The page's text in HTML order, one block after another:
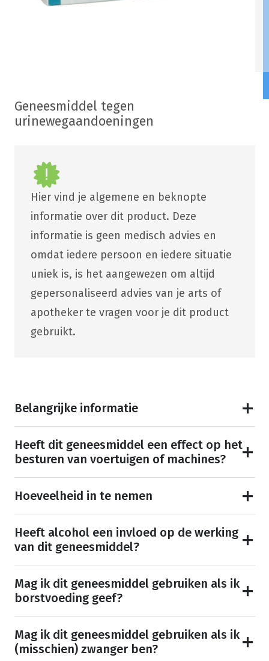
Geneesmiddel tegen
urinewegaandoeningen
Hier vind je algemene en beknopte
informatie over dit product. Deze
informatie is geen medisch advies en
omdat iedere persoon en iedere situatie
uniek is, is het aangewezen om altijd
gepersonaliseerd advies van je arts of
apotheker te vragen voor je dit product
gebruikt.
Belangrijke informatie
Heeft dit geneesmiddel een effect op het
besturen van voertuigen of machines?
Hoeveelheid in te nemen
Heeft alcohol een invloed op de werking
van dit geneesmiddel?
Mag ik dit geneesmiddel gebruiken als ik
borstvoeding geef?
Mag ik dit geneesmiddel gebruiken als ik
(misschien) zwanger ben?